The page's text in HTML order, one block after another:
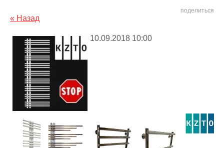
поделиться
« Назад
10.09.2018 10:00